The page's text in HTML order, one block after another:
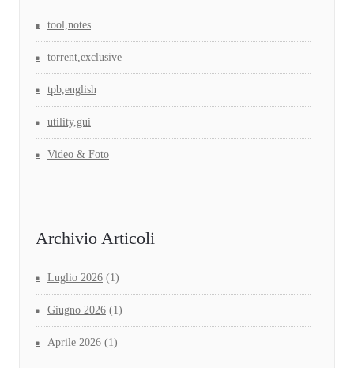
tool,notes
torrent,exclusive
tpb,english
utility,gui
Video & Foto
Archivio Articoli
Luglio 2026 (1)
Giugno 2026 (1)
Aprile 2026 (1)